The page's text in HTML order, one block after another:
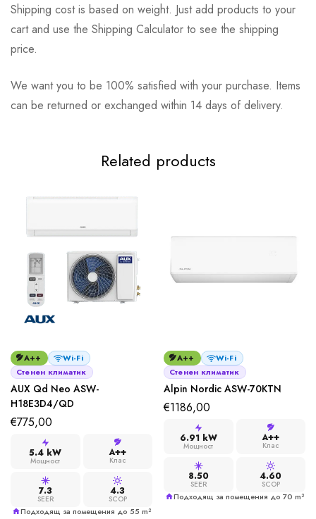
Shipping cost is based on weight. Just add products to your
cart and use the Shipping Calculator to see the shipping
price.
We want you to be 100% satisfied with your purchase. Items
can be returned or exchanged within 14 days of delivery.
Related products
A++
Wi-Fi
Стенен климатик
AUX Qd Neo ASW-
H18E3D4/QD
€775,00
5.4 kW
Мощност
A++
Клас
7.3
SEER
4.3
SCOP
Подходящ за помещения до 55 m²
A++
Wi-Fi
Стенен климатик
Alpin Nordic ASW-70KTN
€1186,00
6.91 kW
Мощност
A++
Клас
8.50
SEER
4.60
SCOP
Подходящ за помещения до 70 m²